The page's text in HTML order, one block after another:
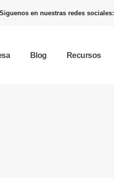
Siguenos en nuestras redes sociales:
Blog Recursos